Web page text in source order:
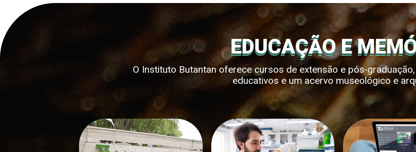
EDUCAÇÃO E
O Instituto Butantan oferece cursos de extensão e pós-
educativos e um acervo museológico e